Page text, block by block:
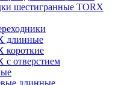
шестигранные TORX
длинные
короткие
с отверстием
длинные